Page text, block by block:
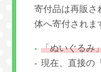
寄付品は再販さ
体へ寄付されま
「ぬいぐるみ
現在、直接の